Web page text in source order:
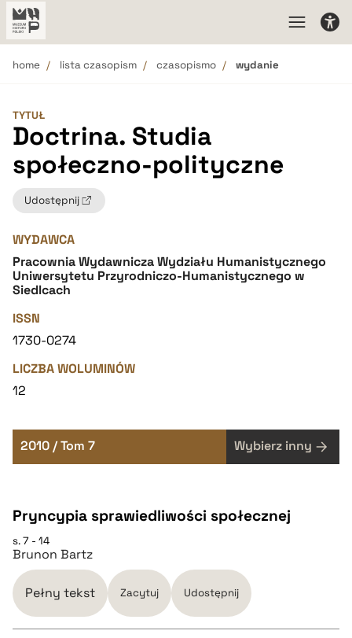
home lista czasopism czasopismo wydanie
TYTUŁ
Doctrina. Studia
społeczno-polityczne
Udostępnij
WYDAWCA
Pracownia Wydawnicza Wydziału Humanistycznego
Uniwersytetu Przyrodniczo-Humanistycznego w
Siedlcach
ISSN
1730-0274
LICZBA WOLUMINÓW
12
2010 / Tom 7 Wybierz inny
Pryncypia sprawiedliwości społecznej
s. 7 - 14
Brunon Bartz
Pełny tekst Zacytuj Udostępnij